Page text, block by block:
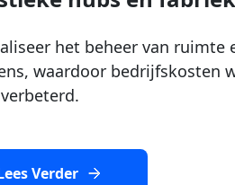
het beheer van
waardoor bedrijfskosten
Verder